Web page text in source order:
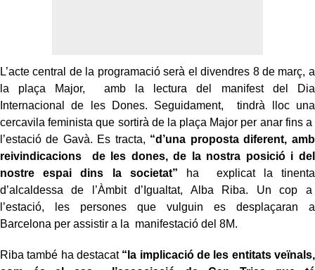
L’acte central de la programació serà el divendres 8 de març, a
la plaça Major, amb la lectura del manifest del Dia
Internacional de les Dones. Seguidament, tindrà lloc una
cercavila feminista que sortirà de la plaça Major per anar fins a
l’estació de Gavà. Es tracta, “d’una proposta diferent, amb
reivindicacions de les dones, de la nostra posició i del
nostre espai dins la societat”
ha explicat la tinenta
d’alcaldessa de l’Àmbit d’Igualtat, Alba Riba. Un cop a
l’estació, les persones que vulguin es desplaçaran a
Barcelona per assistir a la manifestació del 8M.
Riba també ha destacat “la implicació de les entitats veïnals,